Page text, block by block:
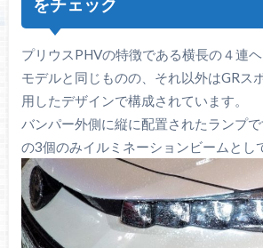
をチェック
プリウスPHVの特徴である横長の４連
モデルと同じものの、それ以外はGRス
用したデザインで構成されています。
バンパー外側に縦に配置されたランプ
の3個のみイルミネーションビームとし